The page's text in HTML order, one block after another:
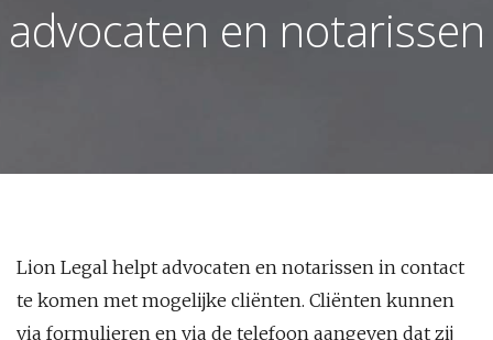
advocaten en notarissen
Lion Legal helpt advocaten en notarissen in contact
te komen met mogelijke cliënten. Cliënten kunnen
via formulieren en via de telefoon aangeven dat zij